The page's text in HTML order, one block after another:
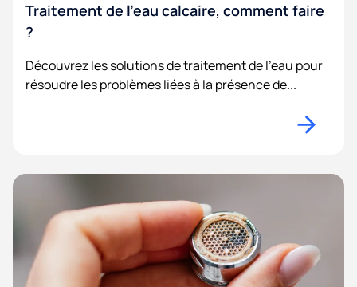
Traitement de l’eau calcaire, comment faire
?
Découvrez les solutions de traitement de l'eau pour
résoudre les problèmes liées à la présence de...